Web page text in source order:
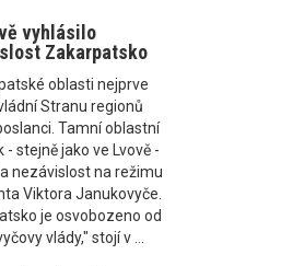
vyhlásilo
Zakarpatsko
oblasti nejprve
Stranu regionů
Tamní oblastní
- stejně jako ve Lvově -
nezávislost na režimu
Viktora Janukovyče.
je osvobozeno od
vlády," stojí v ...